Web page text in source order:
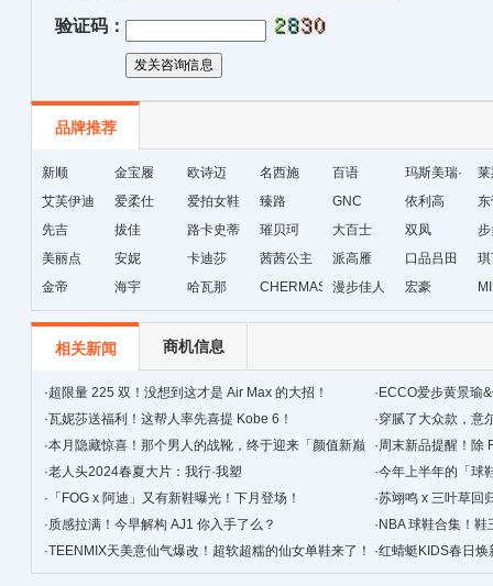
验证码：
品牌推荐
新顺 金宝履 欧诗迈 名西施 百语
玛斯美瑞·
琳
艾芙伊迪
爱柔仕 爱拍女鞋 臻路 GNC 依利高
先吉
拔佳
路卡史蒂
芙
璀贝珂 大百士 双凤
美丽点
安妮 卡迪莎 茜茜公主 派高雁 口品吕田
金帝
海宇 哈瓦那 CHERMAS&KAETH
漫步佳人 宏豪
相关新闻 商机信息
·超限量 225 双！没想到这才是 Air Max 的大招！ · ECCO爱步黄景瑜
·瓦妮莎送福利！这帮人率先喜提 Kobe 6！ ·穿腻了大众款，‍‍意
·本月隐藏惊喜！那个男人的战靴，终于迎来「颜值新巅
峰」！
·周末新品提醒！除
·老人头2024春夏大片：我行·我塑 ·今年上半年的「球
简单！
· 「FOG x 阿迪」又有新鞋曝光！下月登场！ ·苏翊鸣 x 三叶草回
·质感拉满！今早解构 AJ1 你入手了么？ · NBA 球鞋合集！
·TEENMIX天美意仙气爆改！超软超糯的仙女单鞋来了！ ·红蜻蜓KIDS春日焕